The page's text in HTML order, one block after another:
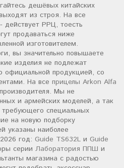
дешёвых китайских
из строя. На все
- действует РРЦ, тоесть
продаваться ниже
изготовителем.
вы значительно повышаете
изделия не подлежат
официальной продукцией, со
На все прицелы Arkon Alfa
Мы не
и армейских моделей, а так
специальных
на новую подборку
указаны наиболее
год: Guide TS632L и Guide
серии Лаборатория ППШ и
магазина с радостью